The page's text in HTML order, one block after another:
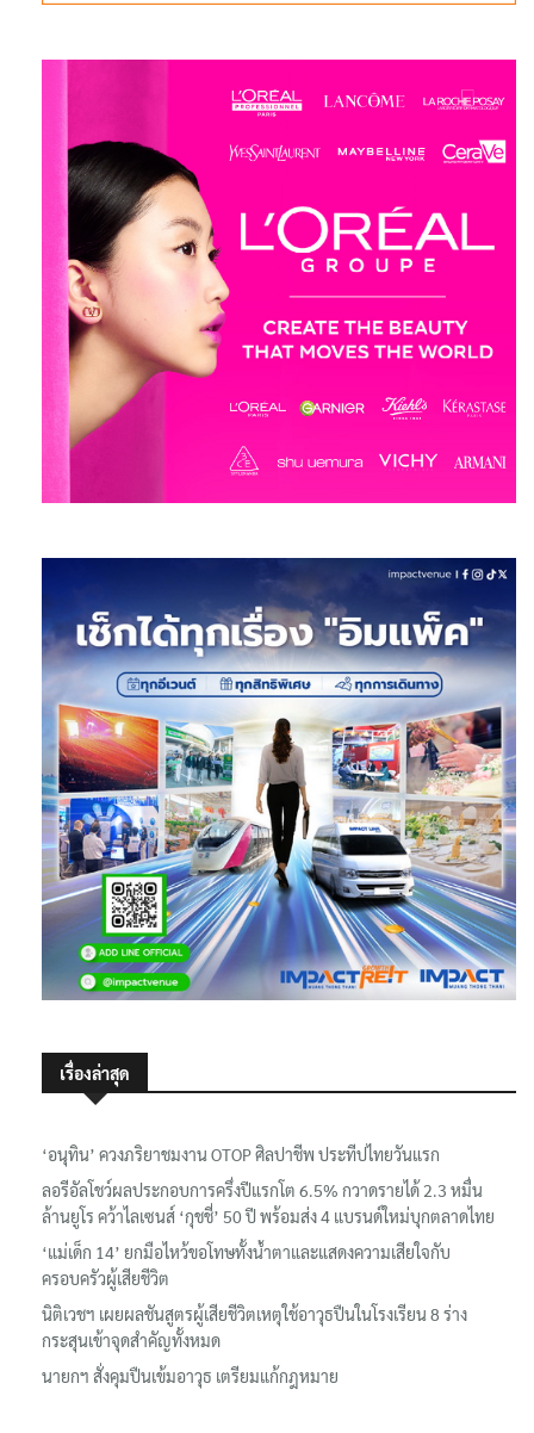
เรื่องล่าสุด
‘อนุทิน’ ควงภริยาชมงาน OTOP ศิลปาชีพ ประทีปไทยวันแรก
ลอรีอัลโชว์ผลประกอบการครึ่งปีแรกโต 6.5% กวาดรายได้ 2.3 หมื่น
ล้านยูโร คว้าไลเซนส์ ‘กุชชี่’ 50 ปี พร้อมส่ง 4 แบรนด์ใหม่บุกตลาดไทย
‘แม่เด็ก 14’ ยกมือไหว้ขอโทษทั้งน้ำตาและแสดงความเสียใจกับ
ครอบครัวผู้เสียชีวิต
นิติเวชฯ เผยผลชันสูตรผู้เสียชีวิตเหตุใช้อาวุธปืนในโรงเรียน 8 ร่าง
กระสุนเข้าจุดสำคัญทั้งหมด
นายกฯ สั่งคุมปืนเข้มอาวุธ เตรียมแก้กฎหมาย